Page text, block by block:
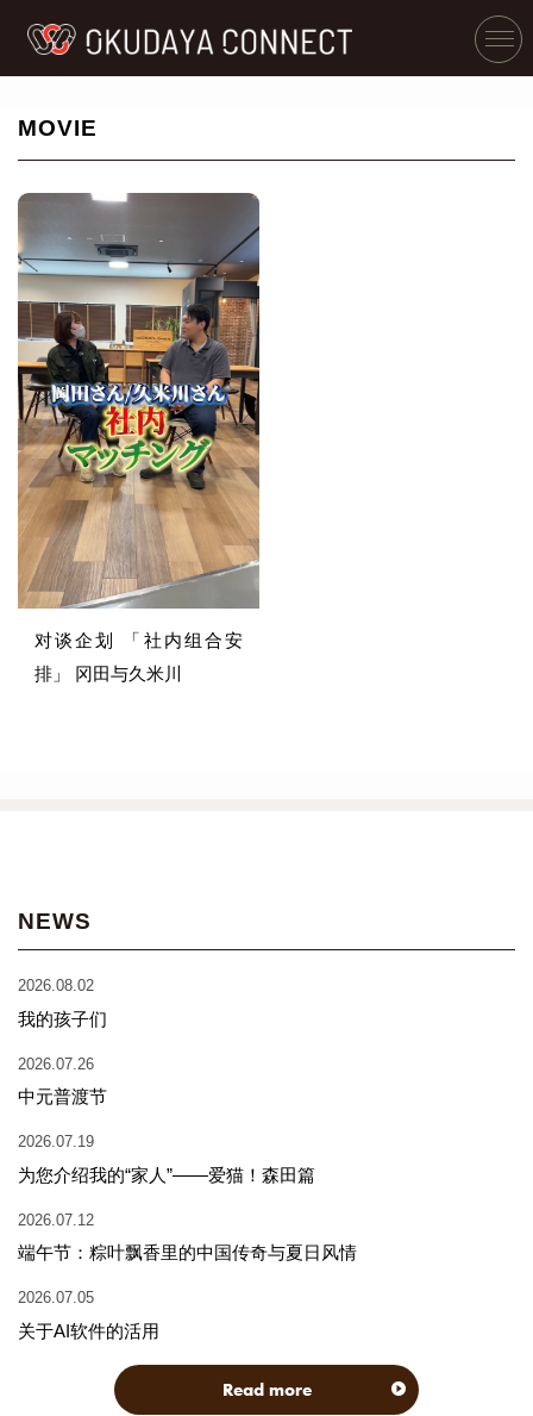
MOVIE
对谈企划 「社内组合安
排」 冈田与久米川
NEWS
2026.08.02
我的孩子们
2026.07.26
中元普渡节
2026.07.19
为您介绍我的“家人”——爱猫！森田篇
2026.07.12
端午节：粽叶飘香里的中国传奇与夏日风情
2026.07.05
关于AI软件的活用
Read more